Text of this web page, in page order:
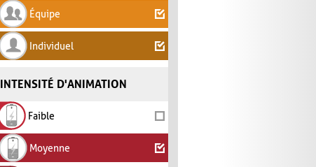
Équipe
Individuel
INTENSITÉ D'ANIMATION
Faible
Moyenne